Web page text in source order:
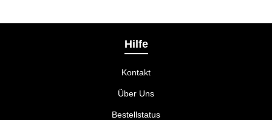
Liefermethode wählen, die am besten zu Ihnen
Hilfe
Kontakt
Über Uns
Bestellstatus